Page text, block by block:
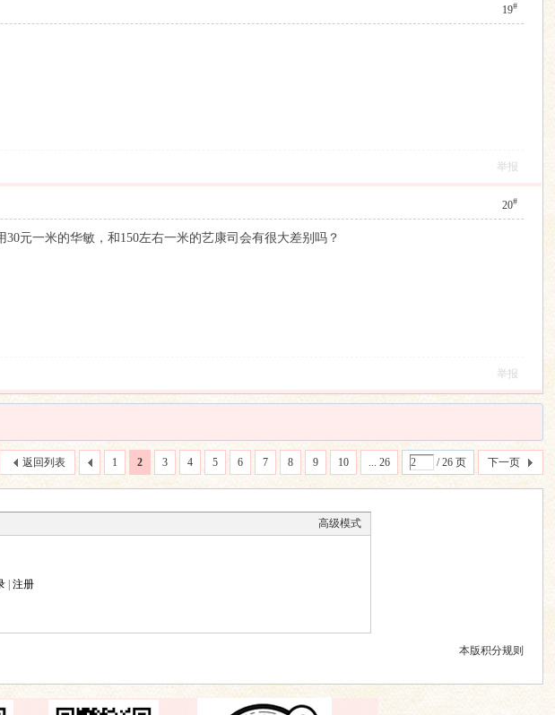
19#
举报
20#
元一米的华敏，和150左右一米的艺康司会有很大差别吗？
举报
1 2 3 4 5 6 7 8 9 10 ... 26 / 26 页 下一页
返回列表
高级模式
| 注册
本版积分规则